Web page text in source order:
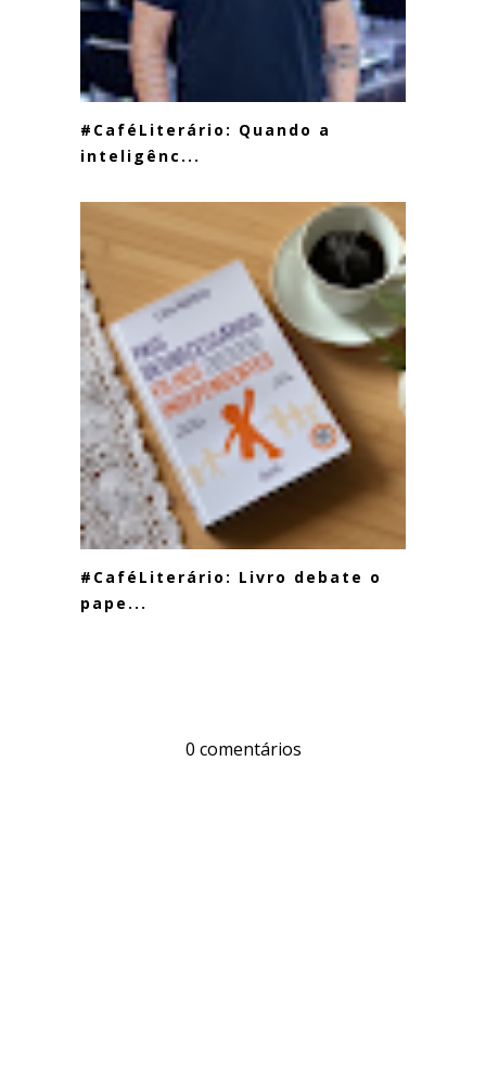
#CaféLiterário: Quando a
inteligênc...
#CaféLiterário: Livro debate o
pape...
0 comentários